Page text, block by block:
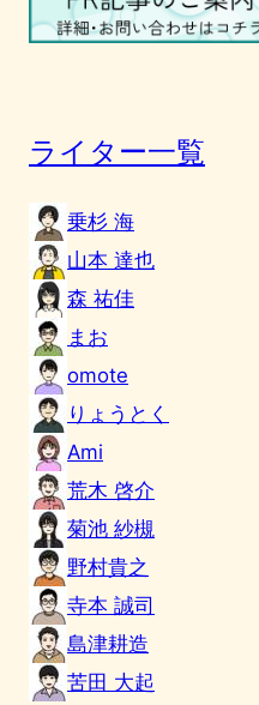
ライター一覧
乗杉 海
山本 達也
森 祐佳
まお
omote
りょうとく
Ami
荒木 啓介
菊池 紗槻
野村貴之
寺本 誠司
島津耕造
苦田 大起